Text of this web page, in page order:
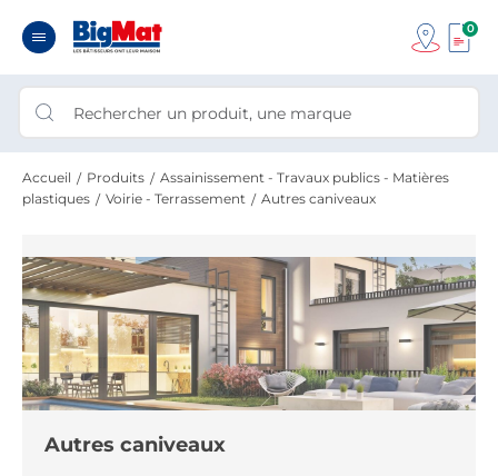
0
Accueil Produits
Assainissement - Travaux publics - Matières
plastiques
Voirie - Terrassement Autres caniveaux
Autres caniveaux